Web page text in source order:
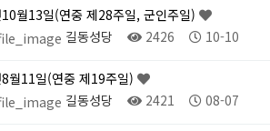
월13일(연중 제28주일, 군인주일)
길동성당
2426 10-10
월11일(연중 제19주일)
길동성당
2421 08-07